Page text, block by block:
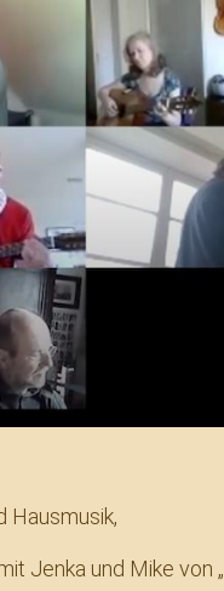
Hausmusik,
Jenka und Mike von